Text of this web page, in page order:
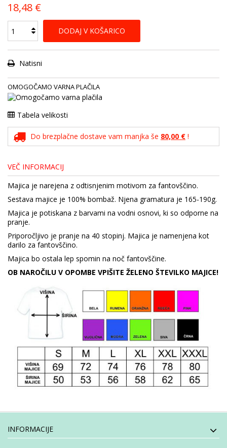
18,48 €
DODAJ V KOŠARICO
Natisni
OMOGOČAMO VARNA PLAČILA
Tabela velikosti
Do brezplačne dostave vam manjka še 80,00 € !
VEČ INFORMACIJ
Majica je narejena z odtisnjenim motivom za fantovščino.
Sestava majice je 100% bombaž. Njena gramatura je 165-190g.
Majica je potiskana z barvami na vodni osnovi, ki so odporne na
pranje.
Priporočljivo je pranje na 40 stopinj. Majica je namenjena kot
darilo za fantovščino.
Majica bo ostala lep spomin na noč fantovščine.
OB NAROČILU V OPOMBE VPIŠITE ŽELENO ŠTEVILKO MAJICE!
INFORMACIJE